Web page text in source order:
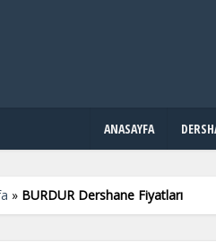
ANASAYFA
» BURDUR Dershane Fiyatları